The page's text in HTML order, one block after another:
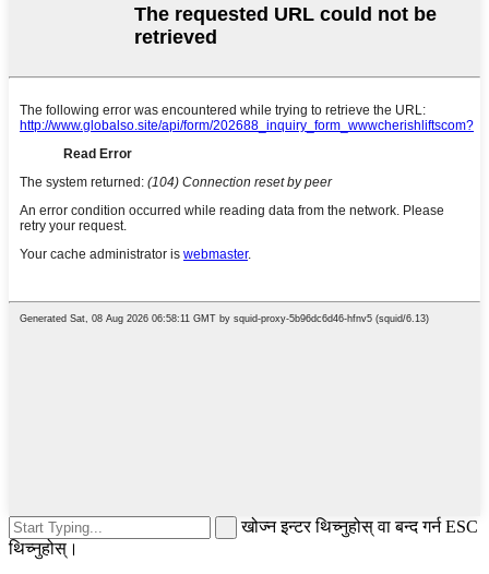
खोज्न इन्टर थिच्नुहोस् वा बन्द गर्न ESC
थिच्नुहोस्।